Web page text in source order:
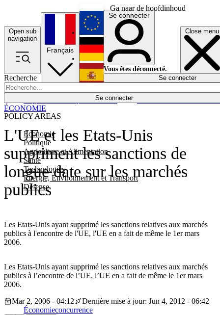
Ga naar de hoofdinhoud
Open sub
navigation
Close menu
Recherche
Se connecter
POLICY AREAS
Economie
Politique
Agriculture et Alimentation
Santé
Technologies
Energie, Environnement et Transport
Défense
Économie
Français
English
Deutsch
Español
Se connecter
Vous êtes déconnecté.
Se connecter
L'UE et les Etats-Unis
suppriment les sanctions de
longue date sur les marchés
publics
Les Etats-Unis ayant supprimé les sanctions relatives aux marchés
publics à l'encontre de l'UE, l'UE en a fait de même le 1er mars
2006.
ÉCONOMIE
Les Etats-Unis ayant supprimé les sanctions relatives aux marchés
publics à l’encontre de l’UE, l’UE en a fait de même le 1er mars
2006.
Mar 2, 2006 - 04:12
Dernière mise à jour: Jun 4, 2012 - 06:42
Économieconcurrence